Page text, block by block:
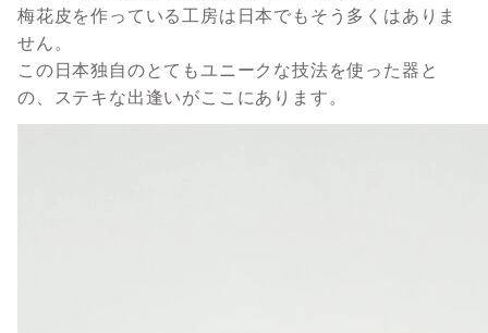
梅花皮を作っている工房は日本でもそう多くはありま
せん。
この日本独自のとてもユニークな技法を使った器と
の、ステキな出逢いがここにあります。